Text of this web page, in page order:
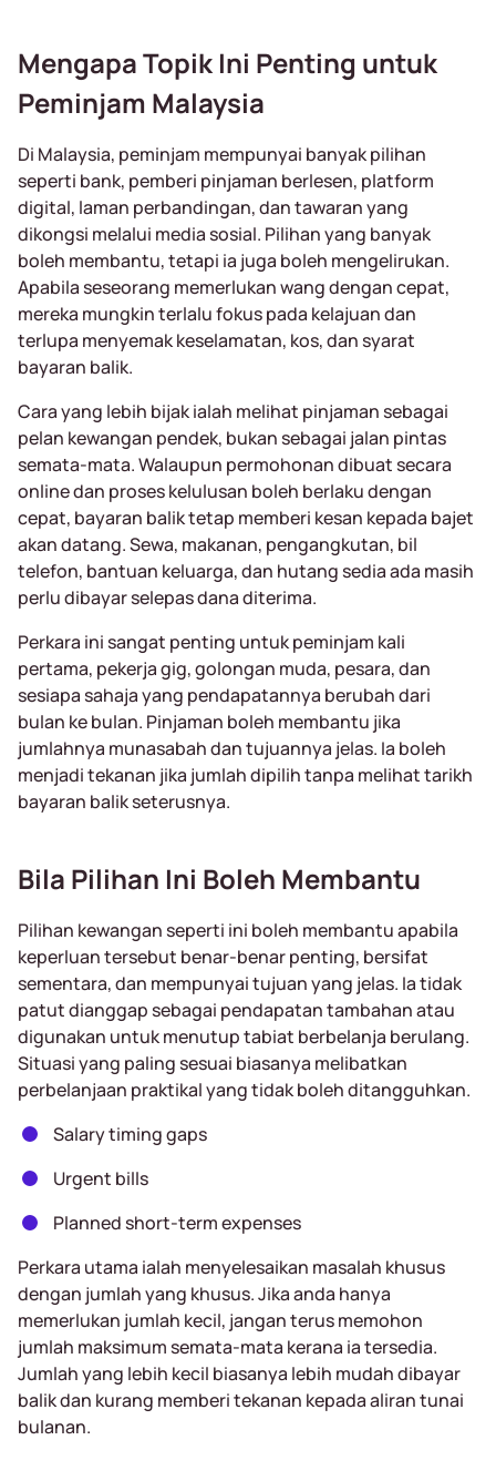
Mengapa Topik Ini Penting untuk
Peminjam Malaysia
Di Malaysia, peminjam mempunyai banyak pilihan
seperti bank, pemberi pinjaman berlesen, platform
digital, laman perbandingan, dan tawaran yang
dikongsi melalui media sosial. Pilihan yang banyak
boleh membantu, tetapi ia juga boleh mengelirukan.
Apabila seseorang memerlukan wang dengan cepat,
mereka mungkin terlalu fokus pada kelajuan dan
terlupa menyemak keselamatan, kos, dan syarat
bayaran balik.
Cara yang lebih bijak ialah melihat pinjaman sebagai
pelan kewangan pendek, bukan sebagai jalan pintas
semata-mata. Walaupun permohonan dibuat secara
online dan proses kelulusan boleh berlaku dengan
cepat, bayaran balik tetap memberi kesan kepada bajet
akan datang. Sewa, makanan, pengangkutan, bil
telefon, bantuan keluarga, dan hutang sedia ada masih
perlu dibayar selepas dana diterima.
Perkara ini sangat penting untuk peminjam kali
pertama, pekerja gig, golongan muda, pesara, dan
sesiapa sahaja yang pendapatannya berubah dari
bulan ke bulan. Pinjaman boleh membantu jika
jumlahnya munasabah dan tujuannya jelas. Ia boleh
menjadi tekanan jika jumlah dipilih tanpa melihat tarikh
bayaran balik seterusnya.
Bila Pilihan Ini Boleh Membantu
Pilihan kewangan seperti ini boleh membantu apabila
keperluan tersebut benar-benar penting, bersifat
sementara, dan mempunyai tujuan yang jelas. Ia tidak
patut dianggap sebagai pendapatan tambahan atau
digunakan untuk menutup tabiat berbelanja berulang.
Situasi yang paling sesuai biasanya melibatkan
perbelanjaan praktikal yang tidak boleh ditangguhkan.
Salary timing gaps
Urgent bills
Planned short-term expenses
Perkara utama ialah menyelesaikan masalah khusus
dengan jumlah yang khusus. Jika anda hanya
memerlukan jumlah kecil, jangan terus memohon
jumlah maksimum semata-mata kerana ia tersedia.
Jumlah yang lebih kecil biasanya lebih mudah dibayar
balik dan kurang memberi tekanan kepada aliran tunai
bulanan.